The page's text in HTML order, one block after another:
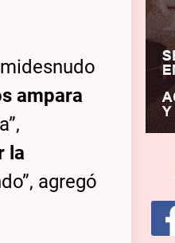
ampara
la
agregó